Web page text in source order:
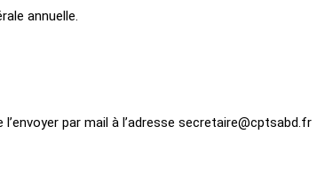
annuelle.
par mail à l’adresse secretaire@cptsabd.fr